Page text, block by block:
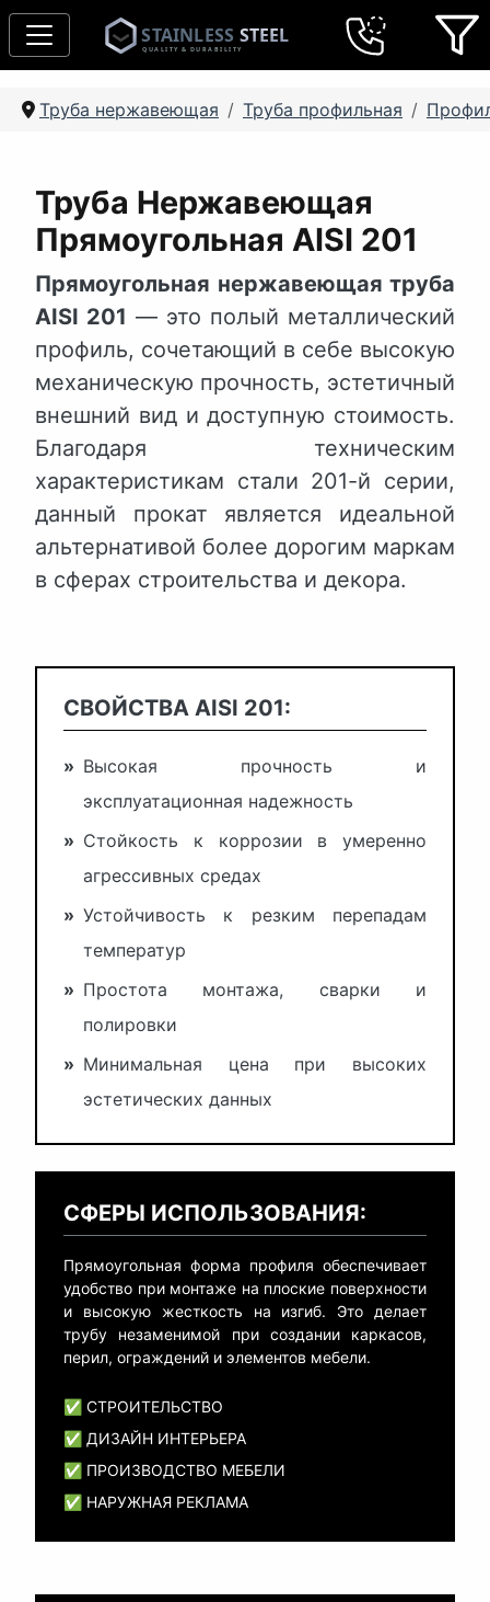
Труба нержавеющая Труба профильная
Труба Нержавеющая
Прямоугольная AISI 201
Прямоугольная нержавеющая труба
AISI 201 — это полый металлический
профиль, сочетающий в себе высокую
механическую прочность, эстетичный
внешний вид и доступную стоимость.
Благодаря техническим
характеристикам стали 201-й серии,
данный прокат является идеальной
альтернативой более дорогим маркам
в сферах строительства и декора.
СВОЙСТВА AISI 201:
» Высокая прочность и
эксплуатационная надежность
» Стойкость к коррозии в умеренно
агрессивных средах
» Устойчивость к резким перепадам
температур
» Простота монтажа, сварки и
полировки
» Минимальная цена при высоких
эстетических данных
СФЕРЫ ИСПОЛЬЗОВАНИЯ:
Прямоугольная форма профиля обеспечивает
удобство при монтаже на плоские поверхности
и высокую жесткость на изгиб. Это делает
трубу незаменимой при создании каркасов,
перил, ограждений и элементов мебели.
✅ СТРОИТЕЛЬСТВО
✅ ДИЗАЙН ИНТЕРЬЕРА
✅ ПРОИЗВОДСТВО МЕБЕЛИ
✅ НАРУЖНАЯ РЕКЛАМА